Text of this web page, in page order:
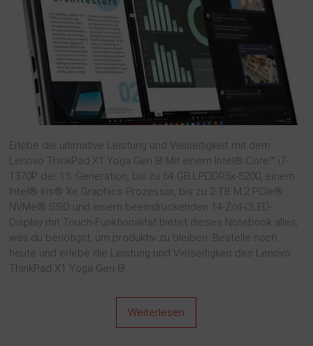
Erlebe die ultimative Leistung und Vielseitigkeit mit dem
Lenovo ThinkPad X1 Yoga Gen 8! Mit einem Intel® Core™ i7-
1370P der 13. Generation, bis zu 64 GB LPDDR5x-5200, einem
Intel® Iris® Xe Graphics Prozessor, bis zu 2 TB M.2 PCIe®
NVMe® SSD und einem beeindruckenden 14-Zoll-OLED-
Display mit Touch-Funktionalität bietet dieses Notebook alles,
was du benötigst, um produktiv zu bleiben. Bestelle noch
heute und erlebe die Leistung und Vielseitigkeit des Lenovo
ThinkPad X1 Yoga Gen 8!
Weiterlesen